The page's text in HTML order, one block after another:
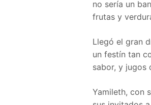
no sería un
frutas y
Llegó el gran
un festín tan
sabor, y jugos
Yamileth, con